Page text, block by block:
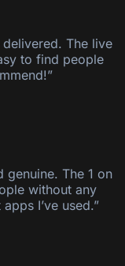
The live
to find people
genuine. The 1 on
without any
I’ve used.”